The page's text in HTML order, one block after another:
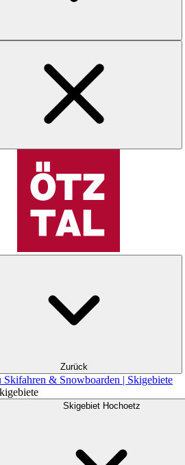
Zurück
Skifahren & Snowboarden | Skigebiete
Skigebiet Hochoetz